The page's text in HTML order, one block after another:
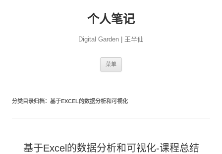
个人笔记
Digital Garden | 王半仙
菜单
分类目录归档： 基于EXCEL的数据分析和可视化
基于Excel的数据分析和可视化-课程总结